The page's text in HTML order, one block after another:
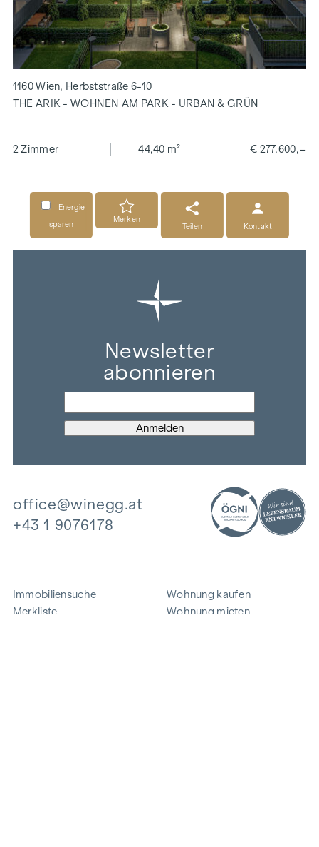
1160 Wien, Herbststraße 6-10
THE ARIK - WOHNEN AM PARK - URBAN & GRÜN
2 Zimmer 44,40 m² € 277.600,–
Energie
sparen
Merken
Teilen
Kontakt
Newsletter
abonnieren
office@winegg.at
+43 1 9076178
Immobiliensuche
Merkliste
Wohnung kaufen
Wohnung mieten